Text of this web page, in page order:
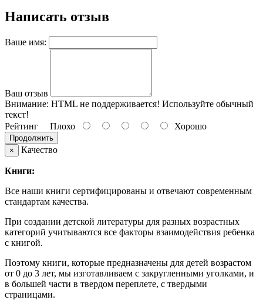
Написать отзыв
Ваше имя:
Ваш отзыв
Внимание: HTML не поддерживается! Используйте обычный
текст!
Рейтинг Плохо Хорошо
Продолжить
×
Качество
Книги:
Все наши книги сертифицированы и отвечают современным
стандартам качества.
При создании детской литературы для разных возрастных
категорий учитываются все факторы взаимодействия ребенка
с книгой.
Поэтому книги, которые предназначены для детей возрастом
от 0 до 3 лет, мы изготавливаем с закругленными уголками, и
в большей части в твердом переплете, с твердыми
страницами.